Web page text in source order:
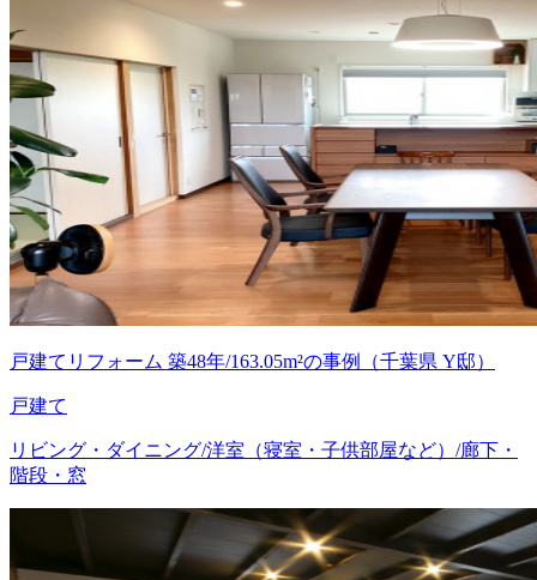
戸建てリフォーム 築48年/163.05m²の事例（千葉県 Y邸）
戸建て
リビング・ダイニング/洋室（寝室・子供部屋など）/廊下・
階段・窓